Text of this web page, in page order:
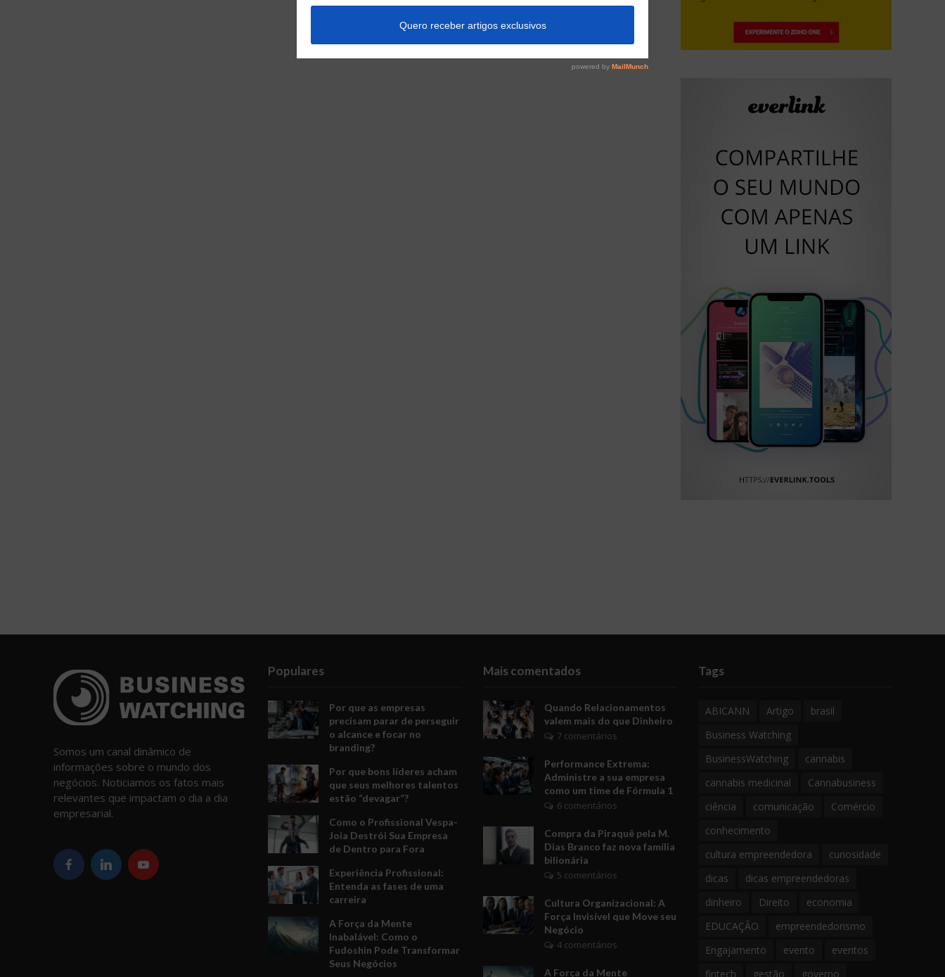
Somos um canal dinâmico de
informações sobre o mundo dos
negócios. Noticiamos os fatos mais
relevantes que impactam o dia a dia
empresarial.
Populares
Por que as empresas
precisam parar de perseguir
o alcance e focar no
branding?
Por que bons líderes acham
que seus melhores talentos
estão “devagar”?
Como o Profissional Vespa-
Joia Destrói Sua Empresa
de Dentro para Fora
Experiência Profissional:
Entenda as fases de uma
carreira
A Força da Mente
Inabalável: Como o
Fudoshin Pode Transformar
Seus Negócios
Mais comentados
Quando Relacionamentos
valem mais do que Dinheiro
7 comentários
Performance Extrema:
Administre a sua empresa
como um time de Fórmula 1
6 comentários
Compra da Piraquê pela M.
Dias Branco faz nova família
bilionária
5 comentários
Cultura Organizacional: A
Força Invisível que Move seu
Negócio
4 comentários
A Força da Mente
Tags
ABICANN Artigo
brasil
Business Watching
BusinessWatching
cannabis
cannabis medicinal
Cannabusiness
ciência
comunicação
Comércio
conhecimento
cultura empreendedora
curiosidade
dicas
dicas empreendedoras
dinheiro
Direito
economia
EDUCAÇÃO
empreendedorismo
Engajamento
evento
eventos
fintech
gestão governo